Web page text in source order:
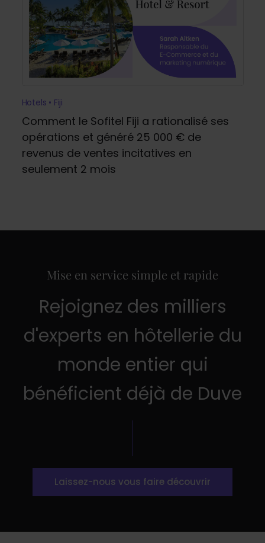
Hotels • Fiji
Comment le Sofitel Fiji a rationalisé ses
opérations et généré 25 000 € de
revenus de ventes incitatives en
seulement 2 mois
Mise en service simple et rapide
Rejoignez des milliers
d'experts en hôtellerie du
monde entier qui
bénéficient déjà de Duve
Laissez-nous vous faire découvrir